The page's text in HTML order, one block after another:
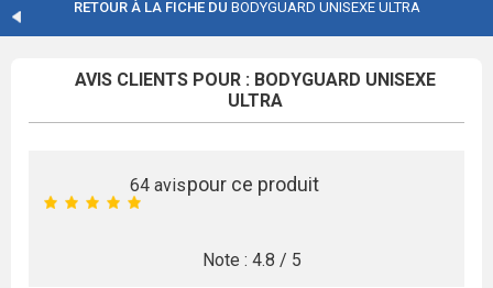
RETOUR À LA FICHE DU BODYGUARD UNISEXE ULTRA
AVIS CLIENTS POUR : BODYGUARD UNISEXE
ULTRA
64 avispour ce produit
Note : 4.8 / 5